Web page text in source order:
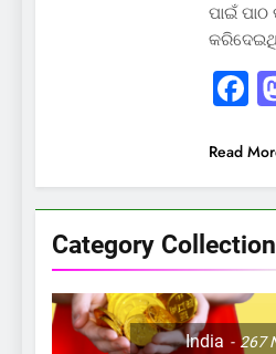
Category Collection
India 267
ପାଇଁ
Read